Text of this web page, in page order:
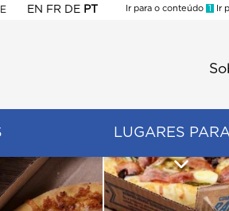
EN FR DE PT
Ir para o conteúdo 1 Ir
LUGARES